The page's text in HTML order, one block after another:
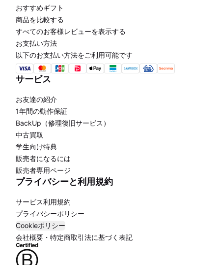
おすすめギフト
商品を比較する
すべてのお客様レビューを表示する
お支払い方法
以下のお支払い方法をご利用可能です
サービス
お友達の紹介
1年間の動作保証
BackUp（修理復旧サービス）
中古買取
学生向け特典
販売者になるには
販売者専用ページ
プライバシーと利用規約
サービス利用規約
プライバシーポリシー
Cookieポリシー
会社概要・特定商取引法に基づく表記